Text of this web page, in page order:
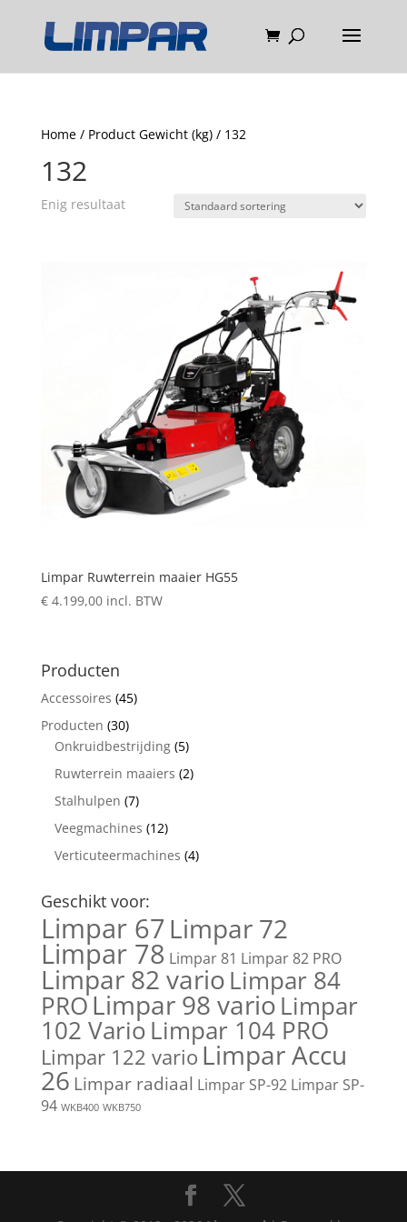
Home/ Product Gewicht (kg) / 132
132
Enig resultaat
Limpar Ruwterrein maaier HG55
€4.199,00 incl. BTW
Producten
Accessoires (45)
Producten (30)
Onkruidbestrijding (5)
Ruwterrein maaiers (2)
Stalhulpen (7)
Veegmachines (12)
Verticuteermachines (4)
Geschikt voor:
Limpar 67 Limpar 72
Limpar 78 Limpar 81 Limpar 82 PRO
Limpar 82 varioLimpar 84
PROLimpar 98 varioLimpar
102 VarioLimpar 104 PRO
Limpar 122 vario Limpar Accu
26 Limpar radiaal Limpar SP-92 Limpar SP-
94 WKB400 WKB750